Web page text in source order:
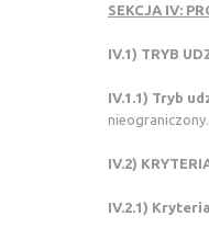
SEKCJA IV:
IV.1) TRYB
IV.1.1) Tryb
nieograniczony.
IV.2)
IV.2.1)